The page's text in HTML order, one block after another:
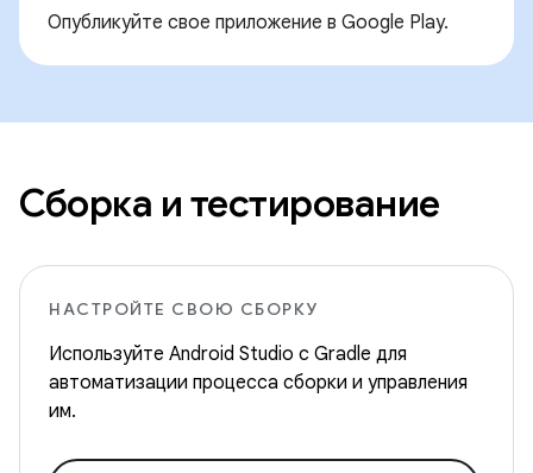
Опубликуйте свое приложение в Google Play.
Сборка и тестирование
НАСТРОЙТЕ СВОЮ СБОРКУ
Используйте Android Studio с Gradle для
автоматизации процесса сборки и управления
им.